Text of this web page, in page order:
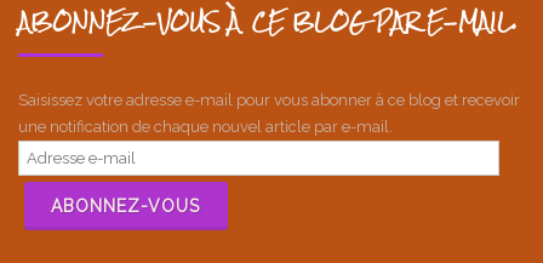
ABONNEZ-VOUS À CE BLOG PAR E-MAIL.
Saisissez votre adresse e-mail pour vous abonner à ce blog et recevoir
une notification de chaque nouvel article par e-mail.
Adresse
e-
ABONNEZ-VOUS